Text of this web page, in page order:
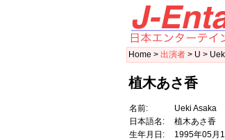
Home > 出演者 > U >
植木あさ香
名前:
Ueki Asaka
日本語名:
植木あさ香
生年月日:
1995年05月